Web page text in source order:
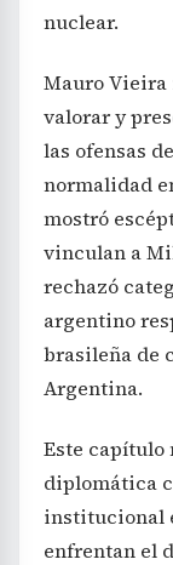
nuclear.
Mauro Vieira
valorar y
las ofensas
normalidad
mostró
vinculan a
rechazó
argentino
brasileña de
Argentina.
Este capítulo
diplomática
institucional
enfrentan el